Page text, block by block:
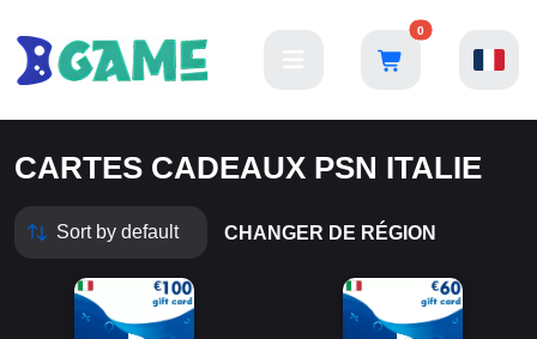
0
CARTES CADEAUX PSN ITALIE
CHANGER DE RÉGION